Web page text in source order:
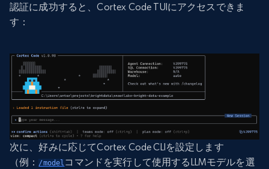
認証に成功すると、Cortex Code TUIにアクセスできま
す：
次に、好みに応じてCortex Code CLIを設定します
（例： /model コマンドを実行して使用するLLMモデルを選